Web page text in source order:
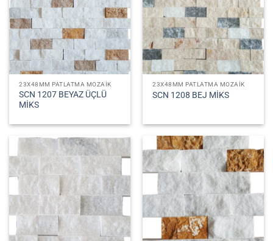
23X48MM PATLATMA MOZAIK
SCN 1207 BEYAZ ÜÇLÜ
MİKS
23X48MM PATLATMA MOZAIK
SCN 1208 BEJ MİKS